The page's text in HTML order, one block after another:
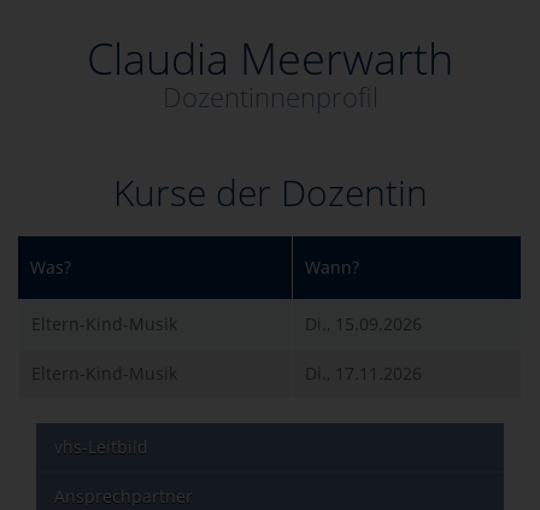
Claudia Meerwarth
Dozentinnenprofil
Kurse der Dozentin
Was? Wann?
Eltern-Kind-Musik Di., 15.09.2026
Eltern-Kind-Musik Di., 17.11.2026
vhs-Leitbild
Ansprechpartner